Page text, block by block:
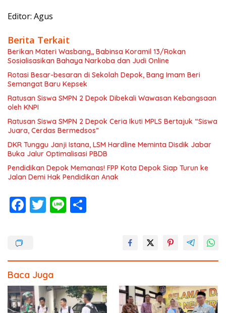
Editor: Agus
Berita Terkait
Berikan Materi Wasbang,, Babinsa Koramil 13/Rokan
Sosialisasikan Bahaya Narkoba dan Judi Online
Rotasi Besar-besaran di Sekolah Depok, Bang Imam Beri
Semangat Baru Kepsek
Ratusan Siswa SMPN 2 Depok Dibekali Wawasan Kebangsaan
oleh KNPI
Ratusan Siswa SMPN 2 Depok Ceria Ikuti MPLS Bertajuk “Siswa
Juara, Cerdas Bermedsos”
DKR Tunggu Janji Istana, LSM Hardline Meminta Disdik Jabar
Buka Jalur Optimalisasi PBDB
Pendidikan Depok Memanas! FPP Kota Depok Siap Turun ke
Jalan Demi Hak Pendidikan Anak
F
o
o
k
T Li
Baca Juga